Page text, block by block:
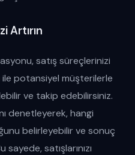
Artırın
satış süreçlerinizi
ile potansiyel müşterilerle
ve takip edebilirsiniz.
denetleyerek, hangi
belirleyebilir ve sonuç
satışlarınızı